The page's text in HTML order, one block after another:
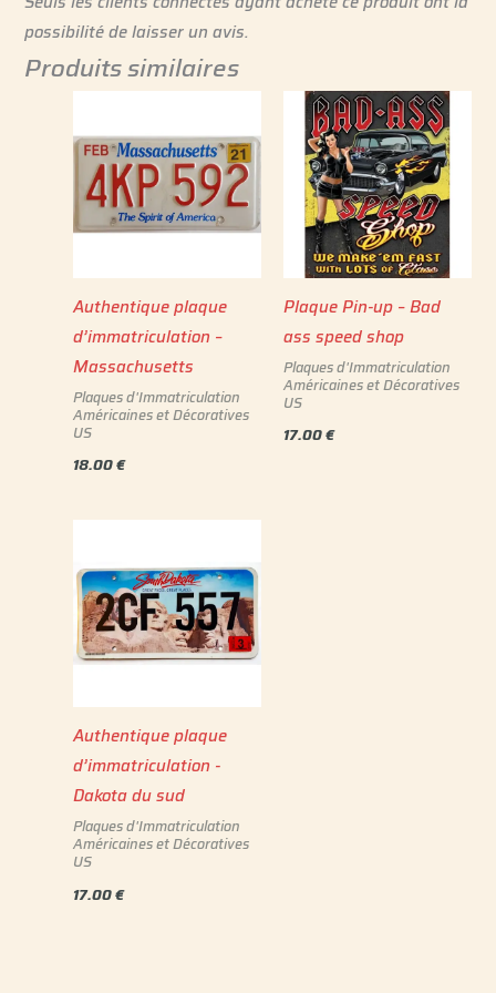
possibilité de laisser un avis.
Produits similaires
Authentique plaque
d’immatriculation –
Massachusetts
Plaques d'Immatriculation
Américaines et Décoratives
US
18.00€
Plaque Pin-up – Bad
ass speed shop
Plaques d'Immatriculation
Américaines et Décoratives
US
17.00€
Authentique plaque
d’immatriculation -
Dakota du sud
Plaques d'Immatriculation
Américaines et Décoratives
US
17.00€